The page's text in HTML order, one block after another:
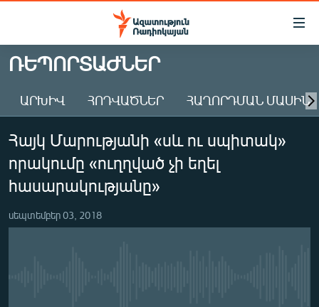
Մատչելիության
Անցնել
հիմնական
Անցնել
հիմնական
մենյուին
Որոնում
ԱԶԱՏՈՒԹՅՈՒՆ TV
ՀԱՅԱՍՏԱՆ
ԸՆՏՐՈՒԹՅՈՒՆՆԵՐ 2026
ԻՐԱՎՈՒՆՔ
ՏՆՏԵՍՈՒԹՅՈՒՆ
ՌԵՊՈՐՏԱԺՆԵՐ
ԱՐԽԻՎ ՀՈԴՎԱԾՆԵՐ ՀԱՂՈՐԴՄԱՆ ՄԱՍԻՆ
Հայկ Մարությանի «սև ու սպիտակ»
որակումը «ուղղված չի եղել
հասարակությանը»
սեպտեմբեր 03, 2018